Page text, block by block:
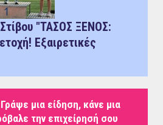
"ΤΑΣΟΣ ΞΕΝΟΣ:
Εξαιρετικές
μια είδηση, κάνε μια
την επιχείρησή σου